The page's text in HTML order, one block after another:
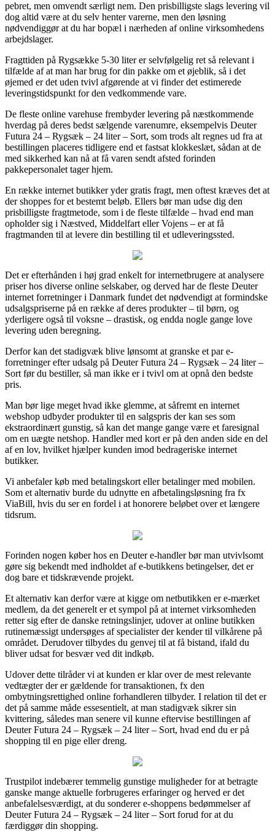
pebret, men omvendt særligt nem. Den prisbilligste slags levering vil
dog altid være at du selv henter varerne, men den løsning
nødvendiggør at du har bopæl i nærheden af online virksomhedens
arbejdslager.
Fragttiden på Rygsække 5-30 liter er selvfølgelig ret så relevant i
tilfælde af at man har brug for din pakke om et øjeblik, så i det
øjemed er det uden tvivl afgørende at vi finder det estimerede
leveringstidspunkt for den vedkommende vare.
De fleste online varehuse frembyder levering på næstkommende
hverdag på deres bedst sælgende varenumre, eksempelvis Deuter
Futura 24 – Rygsæk – 24 liter – Sort, som trods alt regnes ud fra at
bestillingen placeres tidligere end et fastsat klokkeslæt, sådan at de
med sikkerhed kan nå at få varen sendt afsted forinden
pakkepersonalet tager hjem.
En række internet butikker yder gratis fragt, men oftest kræves det at
der shoppes for et bestemt beløb. Ellers bør man udse dig den
prisbilligste fragtmetode, som i de fleste tilfælde – hvad end man
opholder sig i Næstved, Middelfart eller Vojens – er at få
fragtmanden til at levere din bestilling til et udleveringssted.
Det er efterhånden i høj grad enkelt for internetbrugere at analysere
priser hos diverse online selskaber, og derved har de fleste Deuter
internet forretninger i Danmark fundet det nødvendigt at formindske
udsalgspriserne på en række af deres produkter – til børn, og
yderligere også til voksne – drastisk, og endda nogle gange love
levering uden beregning.
Derfor kan det stadigvæk blive lønsomt at granske et par e-
forretninger efter udsalg på Deuter Futura 24 – Rygsæk – 24 liter –
Sort før du bestiller, så man ikke er i tvivl om at opnå den bedste
pris.
Man bør lige meget hvad ikke glemme, at såfremt en internet
webshop udbyder produkter til en salgspris der kan ses som
ekstraordinært gunstig, så kan det mange gange være et faresignal
om en uægte netshop. Handler med kort er på den anden side en del
af en lov, hvilket hjælper kunden imod bedrageriske internet
butikker.
Vi anbefaler køb med betalingskort eller betalinger med mobilen.
Som et alternativ burde du udnytte en afbetalingsløsning fra fx
ViaBill, hvis du ser en fordel i at honorere beløbet over et længere
tidsrum.
Forinden nogen køber hos en Deuter e-handler bør man utvivlsomt
gøre sig bekendt med indholdet af e-butikkens betingelser, det er
dog bare et tidskrævende projekt.
Et alternativ kan derfor være at kigge om netbutikken er e-mærket
medlem, da det generelt er et sympol på at internet virksomheden
retter sig efter de danske retningslinjer, udover at online butikken
rutinemæssigt undersøges af specialister der kender til vilkårene på
området. Derudover tilbydes du genvej til at få bistand, ifald du
bliver udsat for besvær ved dit indkøb.
Udover dette tilråder vi at kunden er klar over de mest relevante
vedtægter der er gældende for transaktionen, fx den
ombytningsrettighed online forhandleren tilbyder. I relation til det er
det på samme måde essesentielt, at man stadigvæk sikrer sin
kvittering, således man senere vil kunne eftervise bestillingen af
Deuter Futura 24 – Rygsæk – 24 liter – Sort, hvad end du er på
shopping til en pige eller dreng.
Trustpilot indebærer temmelig gunstige muligheder for at betragte
ganske mange aktuelle forbrugeres erfaringer og herved er det
anbefalelsesværdigt, at du sonderer e-shoppens bedømmelser af
Deuter Futura 24 – Rygsæk – 24 liter – Sort forud for at du
færdiggør din shopping.